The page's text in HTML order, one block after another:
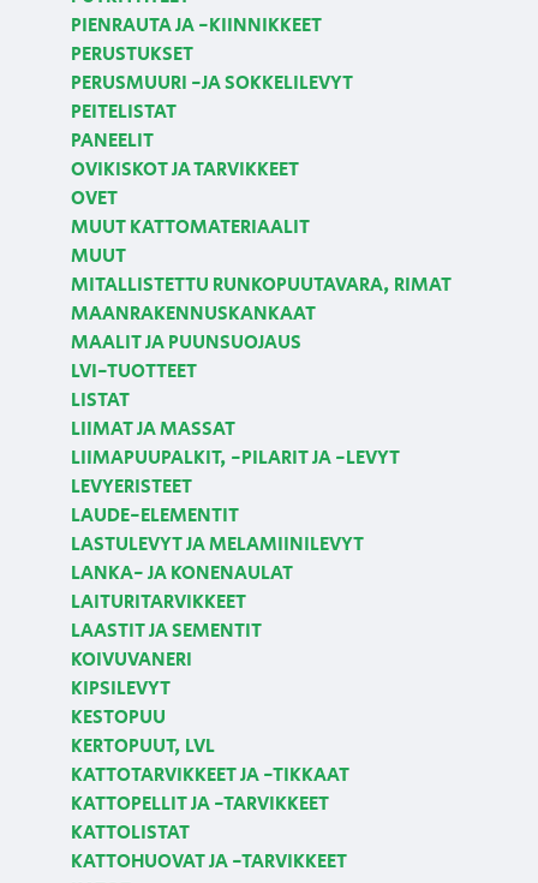
PIENRAUTA JA -KIINNIKKEET
PERUSTUKSET
PERUSMUURI -JA SOKKELILEVYT
PEITELISTAT
PANEELIT
OVIKISKOT JA TARVIKKEET
OVET
MUUT KATTOMATERIAALIT
MUUT
MITALLISTETTU RUNKOPUUTAVARA, RIMAT
MAANRAKENNUSKANKAAT
MAALIT JA PUUNSUOJAUS
LVI-TUOTTEET
LISTAT
LIIMAT JA MASSAT
LIIMAPUUPALKIT, -PILARIT JA -LEVYT
LEVYERISTEET
LAUDE-ELEMENTIT
LASTULEVYT JA MELAMIINILEVYT
LANKA- JA KONENAULAT
LAITURITARVIKKEET
LAASTIT JA SEMENTIT
KOIVUVANERI
KIPSILEVYT
KESTOPUU
KERTOPUUT, LVL
KATTOTARVIKKEET JA -TIKKAAT
KATTOPELLIT JA -TARVIKKEET
KATTOLISTAT
KATTOHUOVAT JA -TARVIKKEET